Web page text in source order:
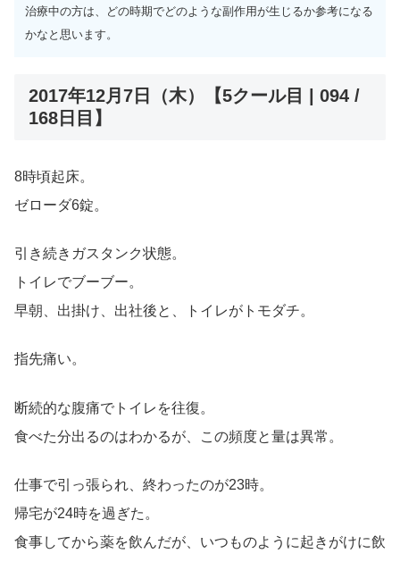
治療中の方は、どの時期でどのような副作用が生じるか参考になる
かなと思います。
2017年12月7日（木）【5クール目 | 094 /
168日目】
8時頃起床。
ゼローダ6錠。
引き続きガスタンク状態。
トイレでブーブー。
早朝、出掛け、出社後と、トイレがトモダチ。
指先痛い。
断続的な腹痛でトイレを往復。
食べた分出るのはわかるが、この頻度と量は異常。
仕事で引っ張られ、終わったのが23時。
帰宅が24時を過ぎた。
食事してから薬を飲んだが、いつものように起きがけに飲